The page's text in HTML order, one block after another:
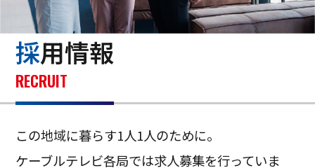
採用情報
RECRUIT
この地域に暮らす1人1人のために。
ケーブルテレビ各局では求人募集を行っていま